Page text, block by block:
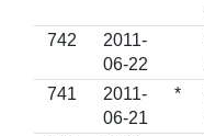
742
2011-
06-22
741
2011-
06-21
*